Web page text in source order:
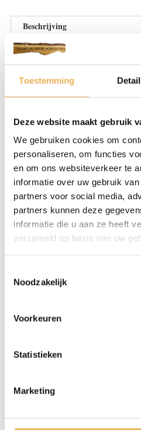
Toestemming
Deze website maakt gebruik
We gebruiken cookies om
personaliseren, om functies
en om ons websiteverkeer te
informatie over uw gebruik
partners voor social media,
partners kunnen deze
informatie die u aan ze heeft
verzameld op basis van uw
Noodzakelijk
Voorkeuren
Statistieken
Marketing
Beschrijving
Beoordelingen (0)
De PU waterLak is een
component, water
hoge vaste stof en
tegen water, vuil en
voor de doorzichtige
meubels, vloeren,
verschillende
glans en indien gewenst
een verharder.
GERELATEERDE